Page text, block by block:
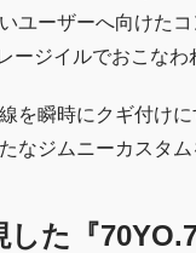
ユーザーへ向けた
ジイルでおこなわ
を瞬時にクギ付け
なジムニーカスタム
た『